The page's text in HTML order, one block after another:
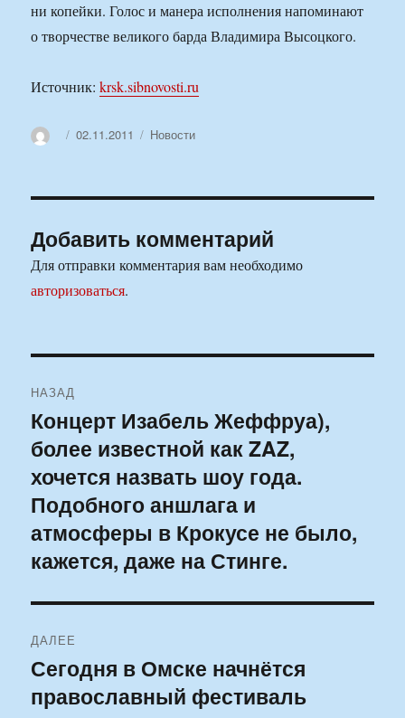
ни копейки. Голос и манера исполнения напоминают
о творчестве великого барда Владимира Высоцкого.
Источник:krsk.sibnovosti.ru
АвторОпубликовано
02.11.2011 Рубрики
Новости
Добавить комментарий
Для отправки комментария вам необходимо
авторизоваться.
по
записям
НАЗАД
Предыдущая
запись:
Концерт Изабель Жеффруа),
более известной как ZAZ,
хочется назвать шоу года.
Подобного аншлага и
атмосферы в Крокусе не было,
кажется, даже на Стинге.
ДАЛЕЕ
Следующая
запись:
Сегодня в Омске начнётся
православный фестиваль